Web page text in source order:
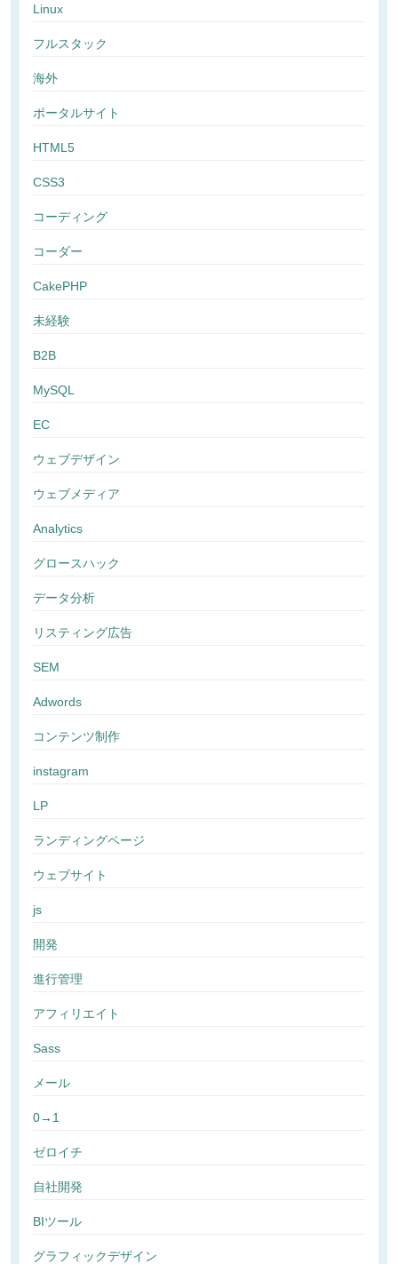
Linux
フルスタック
海外
ポータルサイト
HTML5
CSS3
コーディング
コーダー
CakePHP
未経験
B2B
MySQL
EC
ウェブデザイン
ウェブメディア
Analytics
グロースハック
データ分析
リスティング広告
SEM
Adwords
コンテンツ制作
instagram
LP
ランディングページ
ウェブサイト
js
開発
進行管理
アフィリエイト
Sass
メール
0→1
ゼロイチ
自社開発
BIツール
グラフィックデザイン